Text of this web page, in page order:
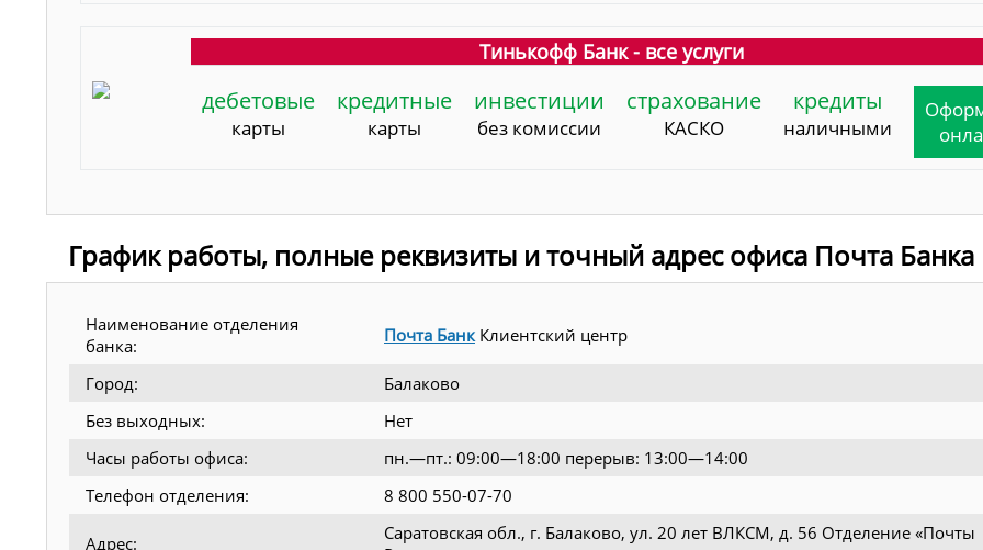
Тинькофф Банк - все услуги
дебетовые
карты
кредитные
карты
инвестиции
без комиссии
страхование
КАСКО
кредиты
наличными
График работы, полные реквизиты и точный адрес офиса Почта Банка
Наименование отделения
банка:
Почта Банк Клиентский центр
Город:
Балаково
Без выходных:
Нет
Часы работы офиса:
пн.—пт.: 09:00—18:00 перерыв: 13:00—14:00
Телефон отделения:
8 800 550-07-70
Адрес:
Саратовская обл., г. Балаково, ул. 20 лет ВЛКСМ, д. 56 Отделение «Почты